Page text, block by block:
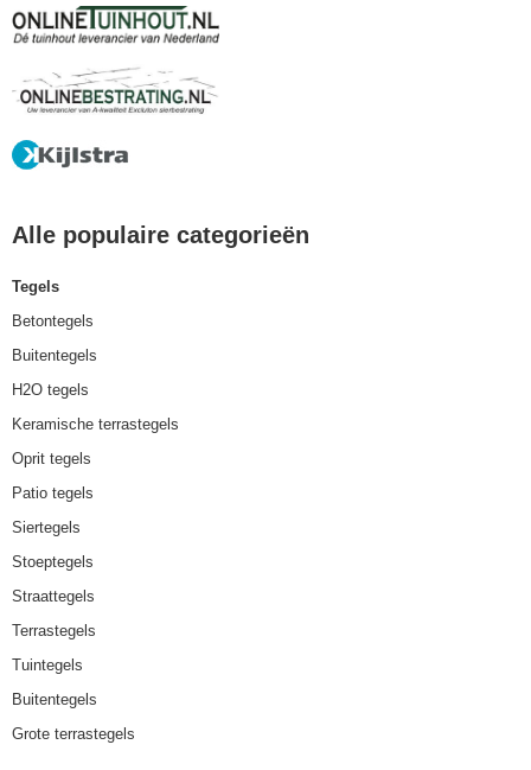
Alle populaire categorieën
Tegels
Betontegels
Buitentegels
H2O tegels
Keramische terrastegels
Oprit tegels
Patio tegels
Siertegels
Stoeptegels
Straattegels
Terrastegels
Tuintegels
Buitentegels
Grote terrastegels